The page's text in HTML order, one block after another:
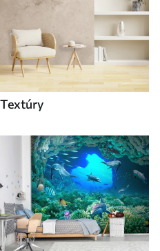
Textúry